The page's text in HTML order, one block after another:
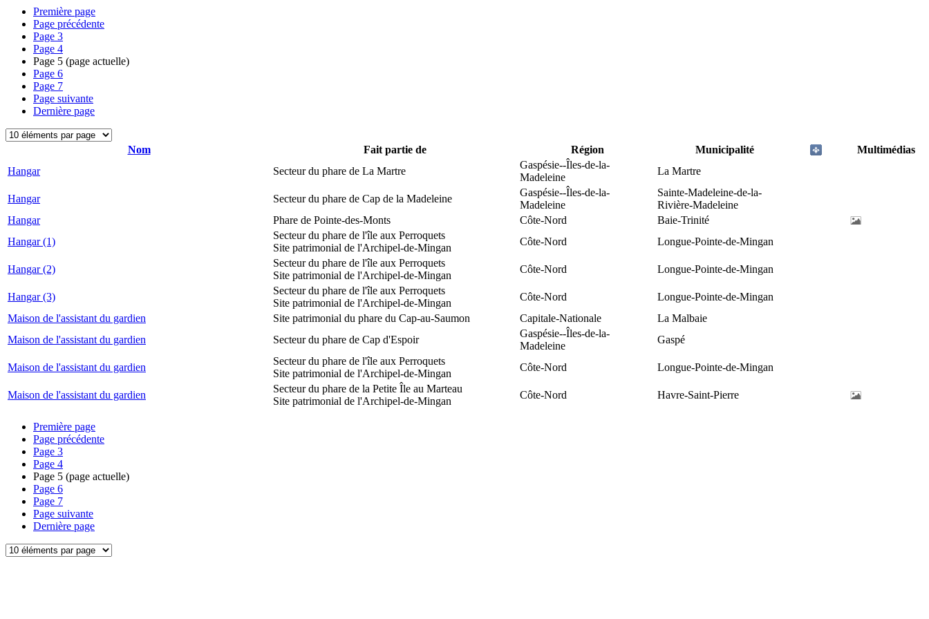
Première page
Page précédente
Page 3
Page 4
Page 5 (page actuelle)
Page 6
Page 7
Page suivante
Dernière page
Nom Fait partie de Région Municipalité
Multimédias
Hangar
Secteur du phare de La Martre
Gaspésie--Îles-de-la-
Madeleine
La Martre
Hangar Secteur du phare de Cap de la Madeleine
Gaspésie--Îles-de-la-
Madeleine
Sainte-Madeleine-de-la-
Rivière-Madeleine
Hangar
Phare de Pointe-des-Monts Côte-Nord
Baie-Trinité
Hangar (1)
Secteur du phare de l'île aux Perroquets
Site patrimonial de l'Archipel-de-Mingan
Côte-Nord Longue-Pointe-de-Mingan
Hangar (2)
Secteur du phare de l'île aux Perroquets
Site patrimonial de l'Archipel-de-Mingan
Côte-Nord Longue-Pointe-de-Mingan
Hangar (3)
Secteur du phare de l'île aux Perroquets
Site patrimonial de l'Archipel-de-Mingan
Côte-Nord
Longue-Pointe-de-Mingan
Maison de l'assistant du gardien
Site patrimonial du phare du Cap-au-Saumon Capitale-Nationale
La Malbaie
Maison de l'assistant du gardien
Secteur du phare de Cap d'Espoir
Gaspésie--Îles-de-la-
Madeleine
Gaspé
Maison de l'assistant du gardien
Secteur du phare de l'île aux Perroquets
Site patrimonial de l'Archipel-de-Mingan
Côte-Nord Longue-Pointe-de-Mingan
Maison de l'assistant du gardien
Secteur du phare de la Petite Île au Marteau
Site patrimonial de l'Archipel-de-Mingan
Côte-Nord Havre-Saint-Pierre
Première page
Page précédente
Page 3
Page 4
Page 5 (page actuelle)
Page 6
Page 7
Page suivante
Dernière page